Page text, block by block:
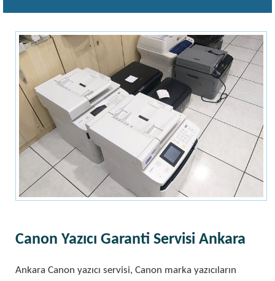
Canon Yazıcı Garanti Servisi Ankara
Ankara Canon yazıcı servisi, Canon marka yazıcıların